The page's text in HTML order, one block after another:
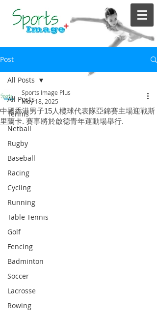
Post
All Posts
Tennis
Netball
Rugby
Baseball
Racing
Cycling
Running
Table Tennis
Golf
Fencing
Badminton
Soccer
Lacrosse
Rowing
All Posts
中國香港男子15人欖球代表隊亞錦賽主場迎戰斯
里蘭卡. 賽事將於啟德青年運動場舉行.
Sports Image Plus
May 18, 2025